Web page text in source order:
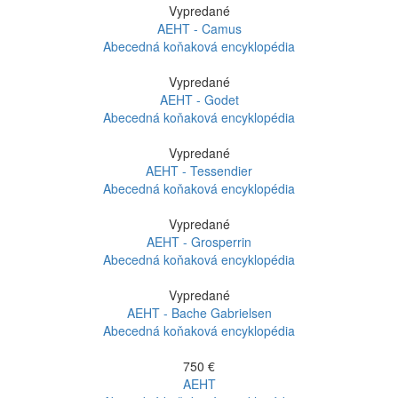
Vypredané
AEHT - Camus
Abecedná koňaková encyklopédia
Vypredané
AEHT - Godet
Abecedná koňaková encyklopédia
Vypredané
AEHT - Tessendier
Abecedná koňaková encyklopédia
Vypredané
AEHT - Grosperrin
Abecedná koňaková encyklopédia
Vypredané
AEHT - Bache Gabrielsen
Abecedná koňaková encyklopédia
750 €
AEHT